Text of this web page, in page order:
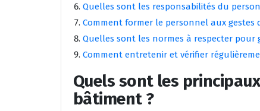
Quelles sont les responsabilités du
Comment former le personnel aux gestes
Quelles sont les normes à respecter
Comment entretenir et vérifier
Quels sont les
bâtiment ?